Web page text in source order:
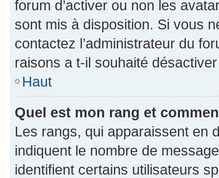
forum d’activer ou non les
sont mis à disposition. Si vous
contactez l’administrateur du
raisons a t-il souhaité
Haut
Quel est mon rang et
Les rangs, qui apparaissent en
indiquent le nombre de
identifient certains utilisateurs